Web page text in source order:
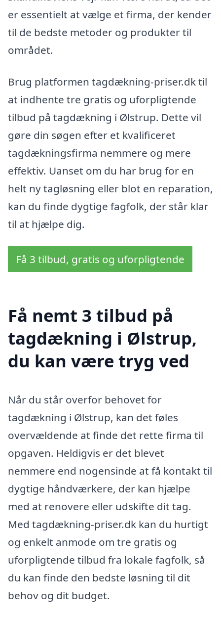
er essentielt at vælge et firma, der kender
til de bedste metoder og produkter til
området.
Brug platformen tagdækning-priser.dk til
at indhente tre gratis og uforpligtende
tilbud på tagdækning i Ølstrup. Dette vil
gøre din søgen efter et kvalificeret
tagdækningsfirma nemmere og mere
effektiv. Uanset om du har brug for en
helt ny tagløsning eller blot en reparation,
kan du finde dygtige fagfolk, der står klar
til at hjælpe dig.
Få 3 tilbud, gratis og uforpligtende
Få nemt 3 tilbud på
tagdækning i Ølstrup,
du kan være tryg ved
Når du står overfor behovet for
tagdækning i Ølstrup, kan det føles
overvældende at finde det rette firma til
opgaven. Heldigvis er det blevet
nemmere end nogensinde at få kontakt til
dygtige håndværkere, der kan hjælpe
med at renovere eller udskifte dit tag.
Med tagdækning-priser.dk kan du hurtigt
og enkelt anmode om tre gratis og
uforpligtende tilbud fra lokale fagfolk, så
du kan finde den bedste løsning til dit
behov og dit budget.